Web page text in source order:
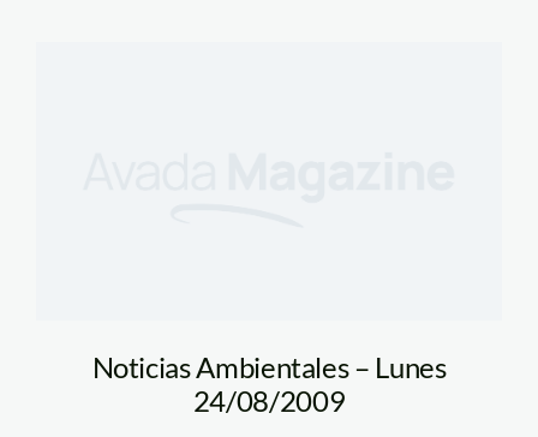
Noticias Ambientales – Lunes
24/08/2009